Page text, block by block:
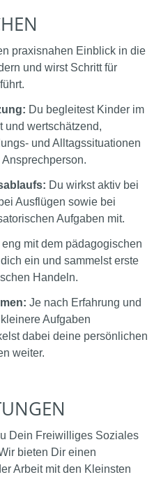
praxisnahen Einblick in die
und wirst Schritt für
Du begleitest Kinder im
und wertschätzend,
und Alltagssituationen
Du wirkst aktiv bei
Ausflügen sowie bei
Aufgaben mit.
mit dem pädagogischen
ein und sammelst erste
Handeln.
Je nach Erfahrung und
Aufgaben
dabei deine persönlichen
weiter.
Dein Freiwilliges Soziales
bieten Dir einen
Arbeit mit den Kleinsten